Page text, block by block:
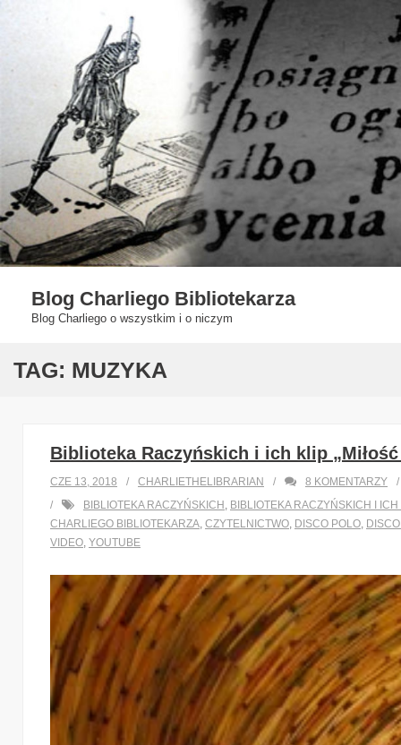
Blog Charliego Bibliotekarza
Blog Charliego o wszystkim i o niczym
TAG: MUZYKA
Biblioteka Raczyńskich i ich klip
CZE 13, 2018 CHARLIETHELIBRARIAN 8 KOMENTARZY
BIBLIOTEKA RACZYŃSKICH , BIBLIOTEKA RACZYŃSKICH I
CHARLIEGO BIBLIOTEKARZA, CZYTELNICTWO, DISCO POLO,
VIDEO, YOUTUBE